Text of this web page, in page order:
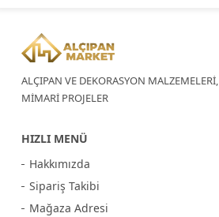
ALÇIPAN VE DEKORASYON
MİMARİ PROJELER
HIZLI MENÜ
Hakkımızda
Sipariş Takibi
Mağaza Adresi